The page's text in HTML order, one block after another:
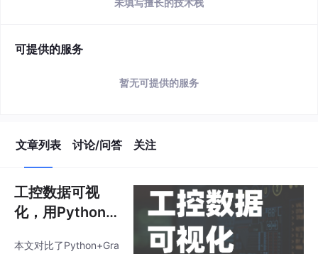
未填写擅长的技术栈
可提供的服务
暂无可提供的服务
文章列表 讨论/问答 关注
工控数据可视
化，用Python
本文对比了Python+Gra